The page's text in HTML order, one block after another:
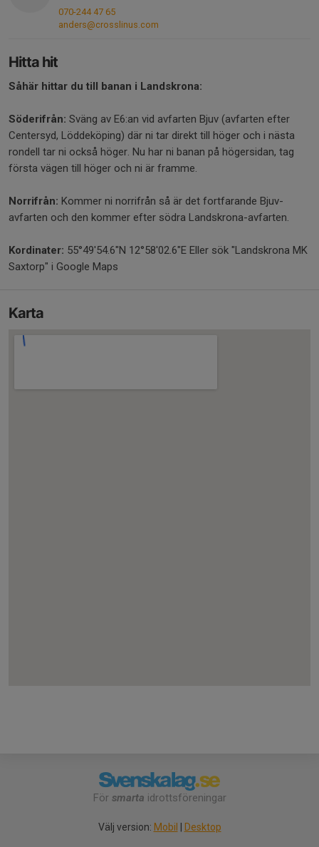
070-244 47 65
anders@crosslinus.com
Hitta hit
Såhär hittar du till banan i Landskrona:
Söderifrån: Sväng av E6:an vid avfarten Bjuv (avfarten efter
Centersyd, Löddeköping) där ni tar direkt till höger och i nästa
rondell tar ni också höger. Nu har ni banan på högersidan, tag
första vägen till höger och ni är framme.
Norrifrån: Kommer ni norrifrån så är det fortfarande Bjuv-
avfarten och den kommer efter södra Landskrona-avfarten.
Kordinater: 55°49'54.6"N 12°58'02.6"E Eller sök "Landskrona MK
Saxtorp" i Google Maps
Karta
För smarta idrottsföreningar
Välj version: Mobil Desktop